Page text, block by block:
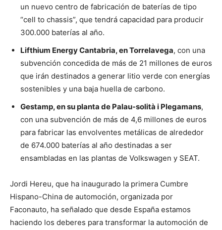
un nuevo centro de fabricación de baterías de tipo
“cell to chassis”, que tendrá capacidad para producir
300.000 baterías al año.
Lifthium Energy Cantabria, en Torrelavega, con una
subvención concedida de más de 21 millones de euros
que irán destinados a generar litio verde con energías
sostenibles y una baja huella de carbono.
Gestamp, en su planta de Palau-solità i Plegamans,
con una subvención de más de 4,6 millones de euros
para fabricar las envolventes metálicas de alrededor
de 674.000 baterías al año destinadas a ser
ensambladas en las plantas de Volkswagen y SEAT.
Jordi Hereu, que ha inaugurado la primera Cumbre
Hispano-China de automoción, organizada por
Faconauto, ha señalado que desde España estamos
haciendo los deberes para transformar la automoción de